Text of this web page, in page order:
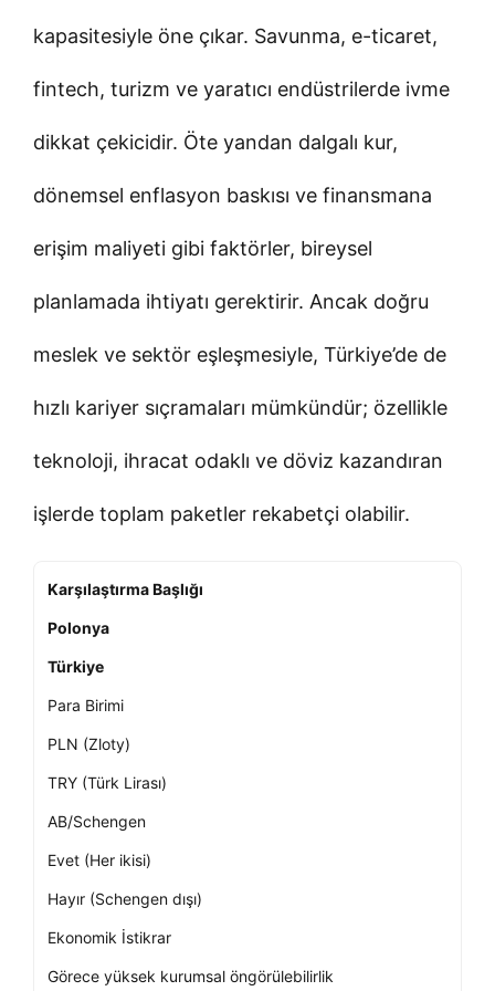
kapasitesiyle öne çıkar. Savunma, e-ticaret,
fintech, turizm ve yaratıcı endüstrilerde ivme
dikkat çekicidir. Öte yandan dalgalı kur,
dönemsel enflasyon baskısı ve finansmana
erişim maliyeti gibi faktörler, bireysel
planlamada ihtiyatı gerektirir. Ancak doğru
meslek ve sektör eşleşmesiyle, Türkiye’de de
hızlı kariyer sıçramaları mümkündür; özellikle
teknoloji, ihracat odaklı ve döviz kazandıran
işlerde toplam paketler rekabetçi olabilir.
Karşılaştırma Başlığı
Polonya
Türkiye
Para Birimi
PLN (Zloty)
TRY (Türk Lirası)
AB/Schengen
Evet (Her ikisi)
Hayır (Schengen dışı)
Ekonomik İstikrar
Görece yüksek kurumsal öngörülebilirlik